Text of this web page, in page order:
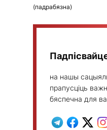
(падрабязна)
на нашы
прапусціць
бяспечна для